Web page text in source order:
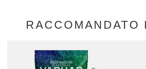
RACCOMANDATO